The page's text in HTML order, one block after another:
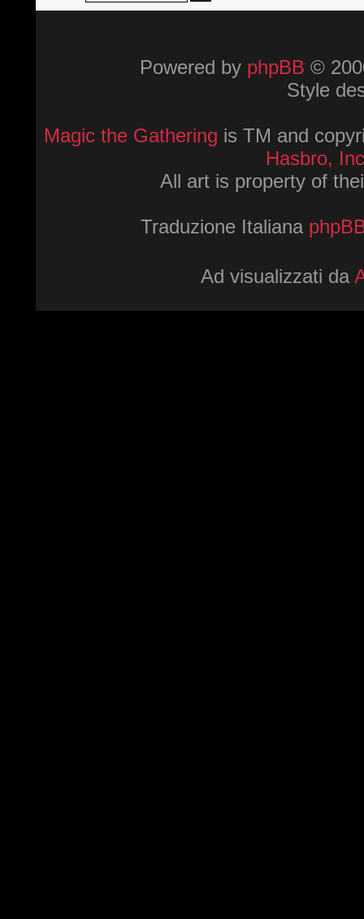
Powered by phpBB ©
Style
Magic the Gathering is TM and
Hasbro,
All art is property of
Traduzione Italiana
Ad visualizzati da